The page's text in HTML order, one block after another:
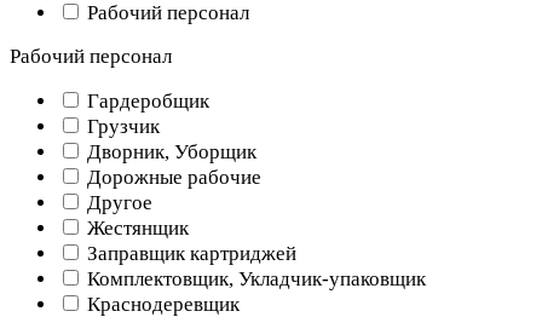
Рабочий персонал
Рабочий персонал
Гардеробщик
Грузчик
Дворник, Уборщик
Дорожные рабочие
Другое
Жестянщик
Заправщик картриджей
Комплектовщик, Укладчик-упаковщик
Краснодеревщик